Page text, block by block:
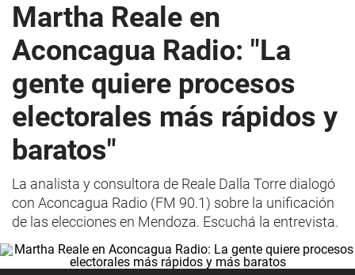
Martha Reale en
Aconcagua Radio: "La
gente quiere procesos
electorales más rápidos y
baratos"
La analista y consultora de Reale Dalla Torre dialogó
con Aconcagua Radio (FM 90.1) sobre la unificación
de las elecciones en Mendoza. Escuchá la entrevista.